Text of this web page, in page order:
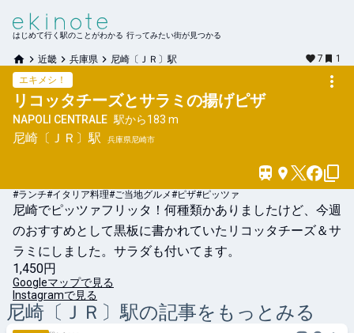
はじめて行く駅のことがわかる 行ってみたい街が見つかる
近畿 兵庫県 尼崎〔ＪＲ〕駅 7
1
エキメシ！
リコッタチーズとサラミの揚げピザ
NAPOLI CENTRALE 駅から183 m
尼崎〔ＪＲ〕駅 兵庫県尼崎市
#ランチ#イタリア料理#ご当地グルメ#ピザ#ピッツァ
尼崎でピッツァフリッタ！何種類かありましたけど、今週
のおすすめとして黒板に書かれていたリコッタチーズ＆サ
ラミにしました。サラダも付いてます。
1,450円
Googleマップで見る
Instagramで見る
尼崎〔ＪＲ〕駅の記事をもっとみる